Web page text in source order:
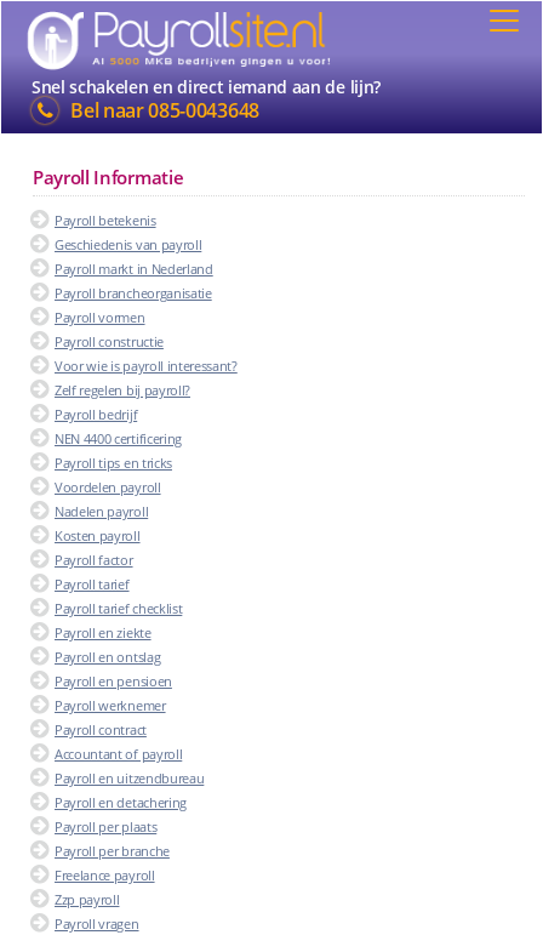
Snel schakelen en direct iemand aan de lijn?
Bel naar085-0043648
Payroll Informatie
Payroll betekenis
Geschiedenis van payroll
Payroll markt in Nederland
Payroll brancheorganisatie
Payroll vormen
Payroll constructie
Voor wie is payroll interessant?
Zelf regelen bij payroll?
Payroll bedrijf
NEN 4400 certificering
Payroll tips en tricks
Voordelen payroll
Nadelen payroll
Kosten payroll
Payroll factor
Payroll tarief
Payroll tarief checklist
Payroll en ziekte
Payroll en ontslag
Payroll en pensioen
Payroll werknemer
Payroll contract
Accountant of payroll
Payroll en uitzendbureau
Payroll en detachering
Payroll per plaats
Payroll per branche
Freelance payroll
Zzp payroll
Payroll vragen